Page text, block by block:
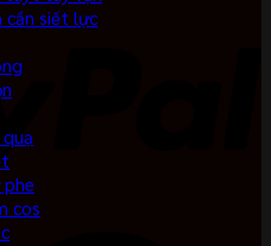
cần siết lực
cos